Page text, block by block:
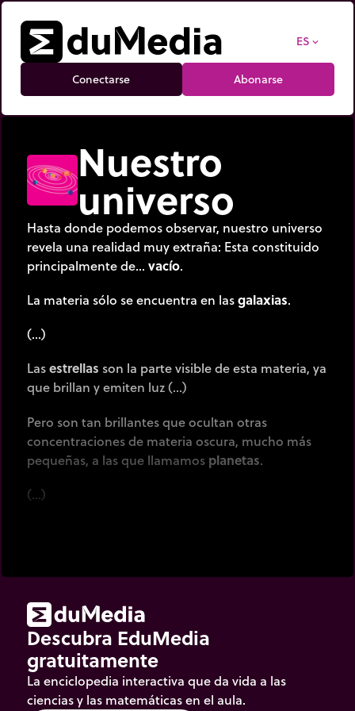
ES expand_more
Conectarse Abonarse
Nuestro
universo
Hasta donde podemos observar, nuestro universo
revela una realidad muy extraña: Esta constituido
principalmente de… vacío.
La materia sólo se encuentra en lasgalaxias.
(…)
Lasestrellas son la parte visible de esta materia, ya
que brillan y emiten luz (…)
Pero son tan brillantes que ocultan otras
concentraciones de materia oscura, mucho más
pequeñas, a las que llamamos planetas.
(…)
Su tamaño y brillo son más bien modestos (…)
pero es excepcional porque es
(…)
Nuestro planeta, la Tierra, es el tercero de los 8
planetas del sistema solar.
Descubra EduMedia
gratuitamente
La enciclopedia interactiva que da vida a las
ciencias y las matemáticas en el aula.